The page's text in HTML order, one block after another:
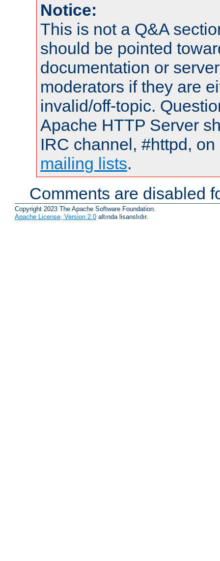
Notice:
This is not a Q&A
should be pointed
documentation or
moderators if they are
invalid/off-topic.
Apache HTTP Server
IRC channel, #httpd,
mailing lists.
Comments are disabled
Copyright 2023 The Apache Software Foundation.
Apache License, Version 2.0 altında lisanslıdır.